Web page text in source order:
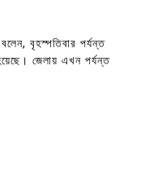
বৃহস্পতিবার পর্যন্ত
জেলায় এখন পর্যন্ত